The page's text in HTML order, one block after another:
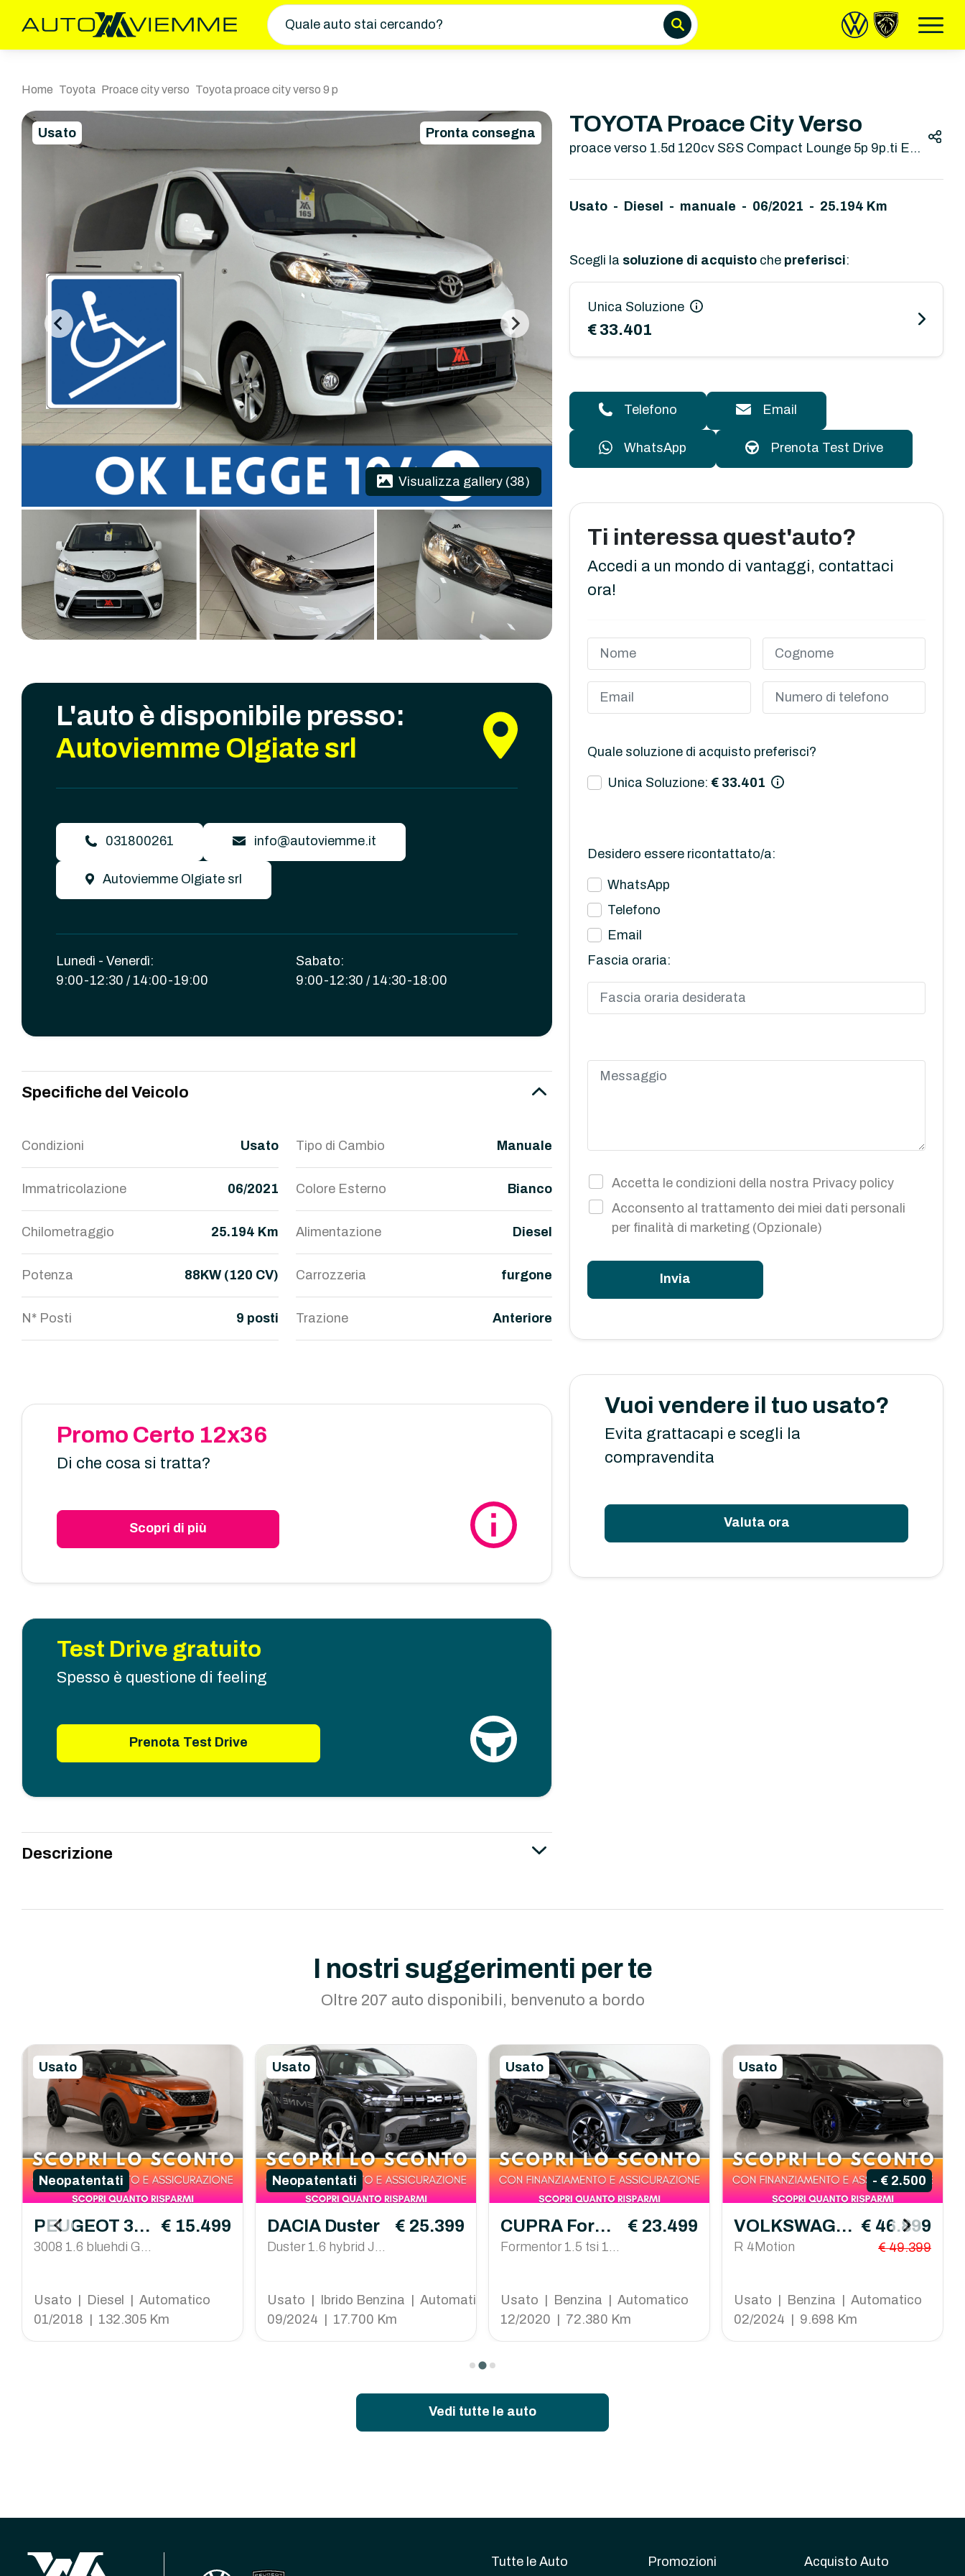
Quale auto stai cercando?
Home Toyota Proace city verso Toyota proace city verso 9 p
Usato Pronta consegna
Visualizza gallery (38)
L'auto è disponibile presso:
Autoviemme Olgiate srl
031800261 info@autoviemme.it
Autoviemme Olgiate srl
Lunedì - Venerdì:
9:00-12:30 / 14:00-19:00
Sabato:
9:00-12:30 / 14:30-18:00
Specifiche del Veicolo
Condizioni Usato Tipo di Cambio Manuale
Immatricolazione 06/2021 Colore Esterno Bianco
Chilometraggio 25.194 Km Alimentazione Diesel
Potenza 88KW (120 CV) Carrozzeria furgone
N* Posti 9 posti Trazione Anteriore
Promo Certo 12x36
Di che cosa si tratta?
Scopri di più
Test Drive gratuito
Spesso è questione di feeling
Prenota Test Drive
Descrizione
TOYOTA Proace City Verso
proace verso 1.5d 120cv S&S Compact Lounge 5p 9p.ti E6
Usato - Diesel - manuale - 06/2021 - 25.194 Km
Scegli la soluzione di acquisto che preferisci:
Unica Soluzione
€ 33.401
Telefono Email
WhatsApp Prenota Test Drive
Ti interessa quest'auto?
Accedi a un mondo di vantaggi, contattaci
ora!
Quale soluzione di acquisto preferisci?
Unica Soluzione: € 33.401
Desidero essere ricontattato/a:
WhatsApp
Telefono
Email
Fascia oraria:
Accetta le condizioni della nostra Privacy policy
Acconsento al trattamento dei miei dati personali
per finalità di marketing (Opzionale)
Invia
Vuoi vendere il tuo usato?
Evita grattacapi e scegli la
compravendita
Valuta ora
I nostri suggerimenti per te
Oltre 207 auto disponibili, benvenuto a bordo
Usato
Neopatentati
PEUGEOT 300
8
3008 1.6 bluehdi GT
€ 15.499
Usato | Diesel | Automatico
01/2018 | 132.305 Km
Usato
Neopatentati
DACIA Duster
Duster 1.6 hybrid Jou
€ 25.399
Usato | Ibrido Benzina | Automatico
09/2024 | 17.700 Km
Usato
CUPRA Forme
ntor
Formentor 1.5 tsi 15
€ 23.499
Usato | Benzina | Automatico
12/2020 | 72.380 Km
Usato
- € 2.500
VOLKSWAGE
N Golf
R 4Motion
€ 46.899
€ 49.399
Usato | Benzina | Automatico
02/2024 | 9.698 Km
Vedi tutte le auto
Tutte le Auto Promozioni Acquisto Auto